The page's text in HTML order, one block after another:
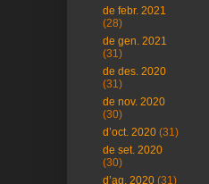
de febr. 2021
(28)
de gen. 2021
(31)
de des. 2020
(31)
de nov. 2020
(30)
d’oct. 2020 (31)
de set. 2020
(30)
d’ag. 2020 (31)